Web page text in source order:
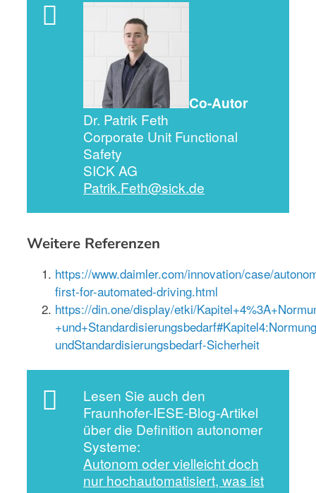
Co-Autor
Dr. Patrik Feth
Corporate Unit Functional
Safety
SICK AG
Patrik.Feth@sick.de
Weitere Referenzen
https://www.daimler.com/innovation/case/
first-for-automated-driving.html
https://din.one/display/etki/
undStandardisierungsbedarf-Sicherheit
Lesen Sie auch den
Fraunhofer-IESE-Blog-Artikel
über die Definition autonomer
Systeme:
Autonom oder vielleicht doch
nur hochautomatisiert, was ist